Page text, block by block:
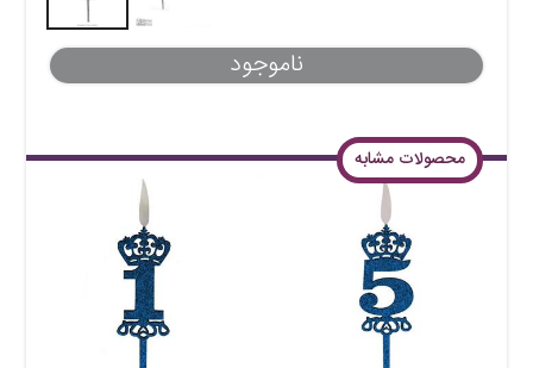
ناموجود
محصولات مشابه